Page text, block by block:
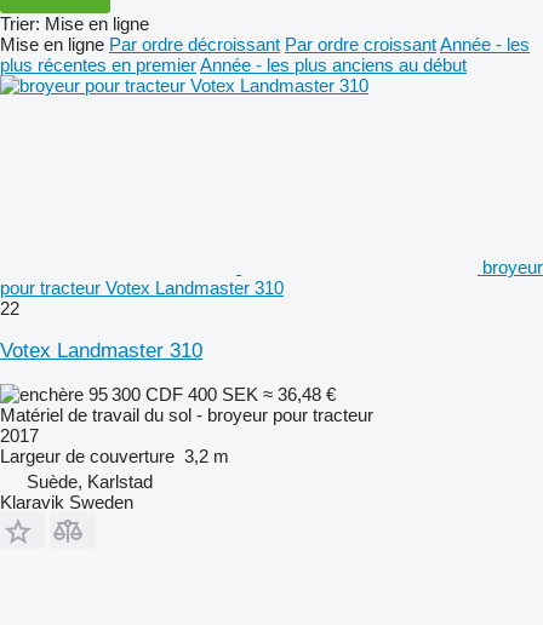
Trier: Mise en ligne
Mise en ligne Par ordre décroissant Par ordre croissantAnnée - les
plus récentes en premierAnnée - les plus anciens au début
broyeur
pour tracteur Votex Landmaster 310
22
Votex Landmaster 310
95 300 CDF 400 SEK ≈ 36,48 €
Matériel de travail du sol - broyeur pour tracteur
2017
Largeur de couverture 3,2 m
Suède, Karlstad
Klaravik Sweden